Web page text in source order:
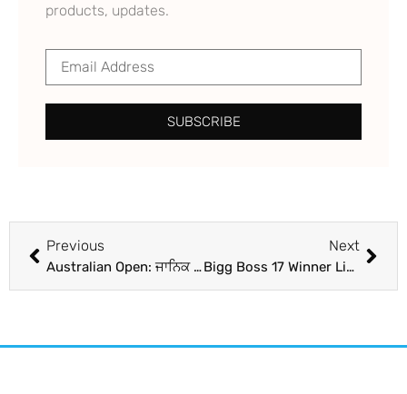
products, updates.
SUBSCRIBE
Previous
Australian Open: ਜਾਨਿਕ ਸਿਨਰ ਨੇ ਪਲਟੀ ਬਾਜ਼ੀ, ਜਿੱਤਿਆ ਪਹਿਲਾ ਗ੍ਰੈਂਡ ਸਲੈਮ; ਮੇਦਵੇਦੇਵ ਖ਼ਿਲਾਫ਼ ਪਹਿਲੇ ਦੋ ਸੈੱਟ ਗੁਆਉਣ ਤੋਂ ਬਾਅਦ ਕੀਤੀ ਵਾਪਸੀ
Next
Bigg Boss 17 Winner Live: ਬਿੱਗ ਬੌਸ 17 ਦੇ ਗ੍ਰੈਂਡ ਫਿਨਾਲੇ ਵਿੱਚ ਆਇਆ ਵੱਡਾ ਮੋੜ, Winner ਦੀ ਦੌੜ ‘ਚੋਂ ਬਾਹਰ ਹੋਈ ਅੰਕਿਤਾ ਲੋਖੰਡੇ